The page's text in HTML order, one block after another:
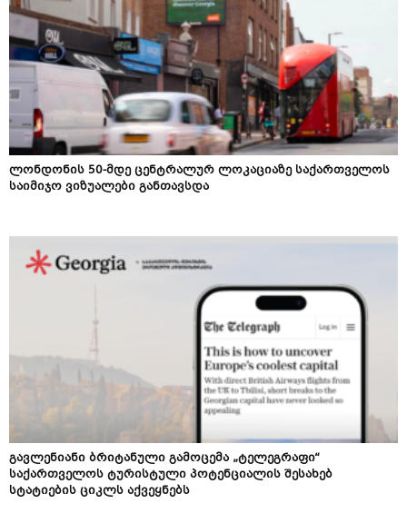
ლონდონის 50-მდე ცენტრალურ ლოკაციაზე საქართველოს
საიმიჯო ვიზუალები განთავსდა
გავლენიანი ბრიტანული გამოცემა „ტელეგრაფი“
საქართველოს ტურისტული პოტენციალის შესახებ
სტატიების ციკლს აქვეყნებს